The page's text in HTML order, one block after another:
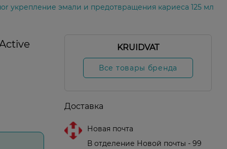
укрепление эмали и предотвращения кариеса 125 мл
KRUIDVAT
Все товары бренда
Доставка
Новая почта
В отделение Новой почты - 99